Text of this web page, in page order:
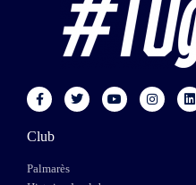
Club
Palmarès